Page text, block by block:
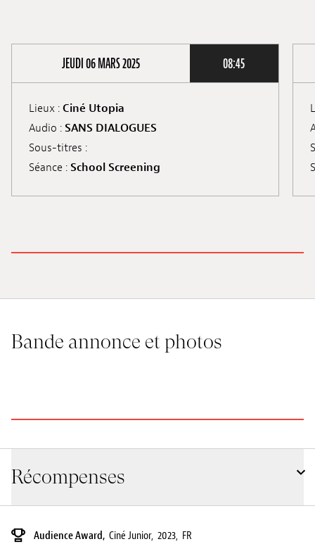
JEUDI 06 MARS 2025 08:45
Lieux : Ciné Utopia
Audio : SANS DIALOGUES
Sous-titres :
Séance : School Screening
Bande annonce et photos
Récompenses
Audience Award, Ciné Junior, 2023, FR